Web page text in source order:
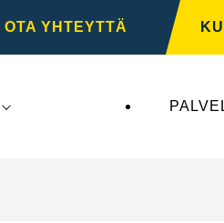
OTA YHTEYTTÄ